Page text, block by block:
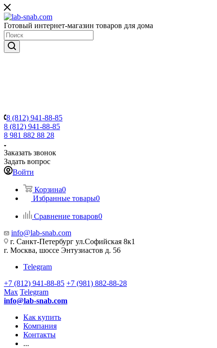
Готовый интернет-магазин товаров для дома
8 (812) 941-88-85
8 (812) 941-88-85
8 981 882 88 28
Заказать звонок
Задать вопрос
Войти
Корзина0
Избранные товары0
Сравнение товаров0
info@lab-snab.com
г. Санкт-Петербург ул.Софийская 8к1
г. Москва, шоссе Энтузиастов д. 56
Telegram
+7 (812) 941-88-85 +7 (981) 882-88-28
Max Telegram
info@lab-snab.com
Как купить
Компания
Контакты
...